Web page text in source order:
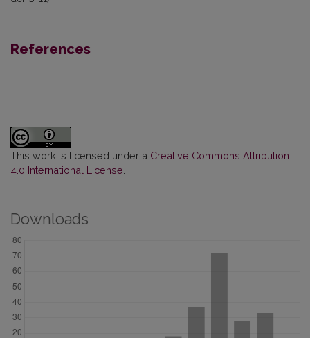
References
This work is licensed under a Creative Commons Attribution
4.0 International License
Downloads